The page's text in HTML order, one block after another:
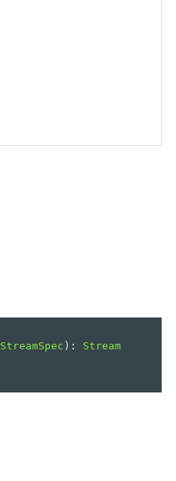
StreamSpec ) : Stream